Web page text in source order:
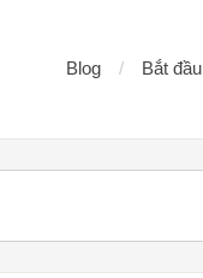
Blog Bắt đầu